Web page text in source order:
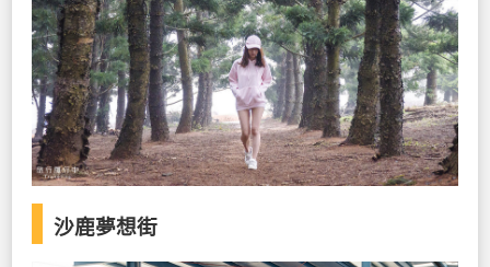
沙鹿夢想街